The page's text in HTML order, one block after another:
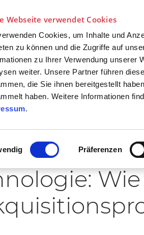
Webseite verwendet Cookies
Cookies, um Inhalte und
zu können und die Zugriffe auf
zu Ihrer Verwendung unserer
weiter. Unsere Partner führen
die Sie ihnen bereitgestellt
haben. Weitere Informationen
.
Präferenzen
FÜR
BEWERBER